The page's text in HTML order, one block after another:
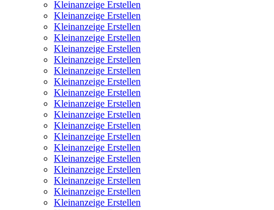
Kleinanzeige Erstellen
Kleinanzeige Erstellen
Kleinanzeige Erstellen
Kleinanzeige Erstellen
Kleinanzeige Erstellen
Kleinanzeige Erstellen
Kleinanzeige Erstellen
Kleinanzeige Erstellen
Kleinanzeige Erstellen
Kleinanzeige Erstellen
Kleinanzeige Erstellen
Kleinanzeige Erstellen
Kleinanzeige Erstellen
Kleinanzeige Erstellen
Kleinanzeige Erstellen
Kleinanzeige Erstellen
Kleinanzeige Erstellen
Kleinanzeige Erstellen
Kleinanzeige Erstellen